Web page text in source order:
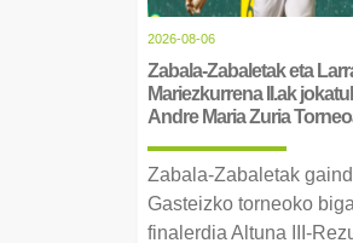
2026-08-06
Zabala-Zabaletak eta
Mariezkurrena II.ak
Andre Maria Zuria
Zabala-Zabaletak
Gasteizko torneoko
finalerdia Altuna III-